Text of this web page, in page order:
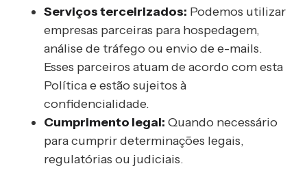
Serviços terceirizados: Podemos utilizar
empresas parceiras para hospedagem,
análise de tráfego ou envio de e-mails.
Esses parceiros atuam de acordo com esta
Política e estão sujeitos à
confidencialidade.
Cumprimento legal: Quando necessário
para cumprir determinações legais,
regulatórias ou judiciais.